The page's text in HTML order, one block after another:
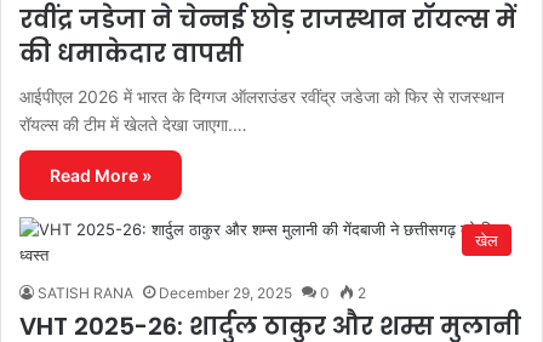
रवींद्र जडेजा ने चेन्नई छोड़ राजस्थान रॉयल्स में
की धमाकेदार वापसी
आईपीएल 2026 में भारत के दिग्गज ऑलराउंडर रवींद्र जडेजा को फिर से राजस्थान
रॉयल्स की टीम में खेलते देखा जाएगा.…
Read More »
खेल
SATISH RANA December 29, 2025 0 2
VHT 2025-26: शार्दुल ठाकुर और शम्स मुलानी